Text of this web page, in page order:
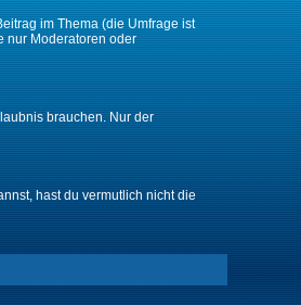
im Thema (die Umfrage ist
nur Moderatoren oder
brauchen. Nur der
hast du vermutlich nicht die